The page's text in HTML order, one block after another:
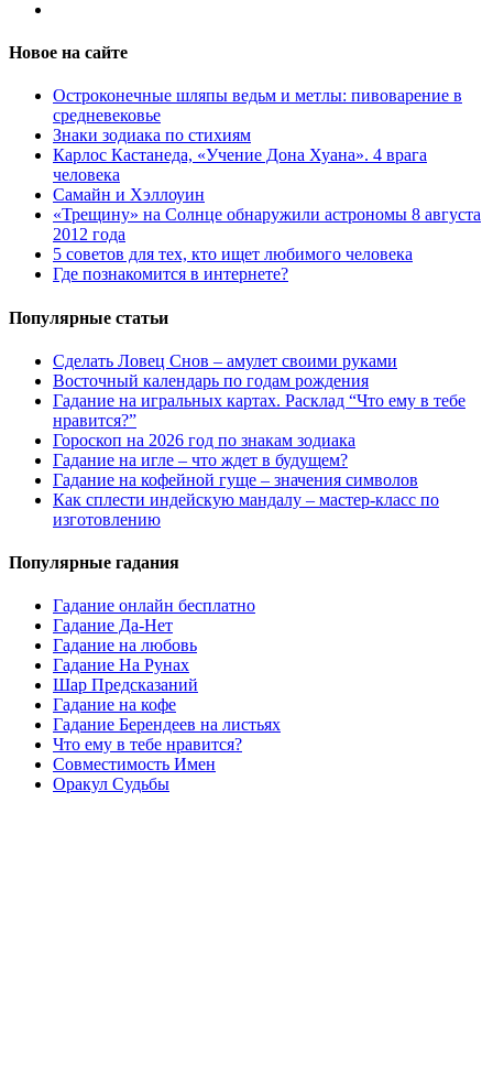
Новое на сайте
Остроконечные шляпы ведьм и метлы: пивоварение в
средневековье
Знаки зодиака по стихиям
Карлос Кастанеда, «Учение Дона Хуана». 4 врага
человека
Самайн и Хэллоуин
«Трещину» на Солнце обнаружили астрономы 8 августа
2012 года
5 советов для тех, кто ищет любимого человека
Где познакомится в интернете?
Популярные статьи
Сделать Ловец Снов – амулет своими руками
Восточный календарь по годам рождения
Гадание на игральных картах. Расклад “Что ему в тебе
нравится?”
Гороскоп на 2026 год по знакам зодиака
Гадание на игле – что ждет в будущем?
Гадание на кофейной гуще – значения символов
Как сплести индейскую мандалу – мастер-класс по
изготовлению
Популярные гадания
Гадание онлайн бесплатно
Гадание Да-Нет
Гадание на любовь
Гадание На Рунах
Шар Предсказаний
Гадание на кофе
Гадание Берендеев на листьях
Что ему в тебе нравится?
Совместимость Имен
Оракул Судьбы